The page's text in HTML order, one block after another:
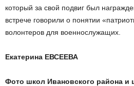
который за свой подвиг был
встрече говорили о понятии
волонтеров для военнослужащих.
Екатерина ЕВСЕЕВА
Фото школ Ивановского района и